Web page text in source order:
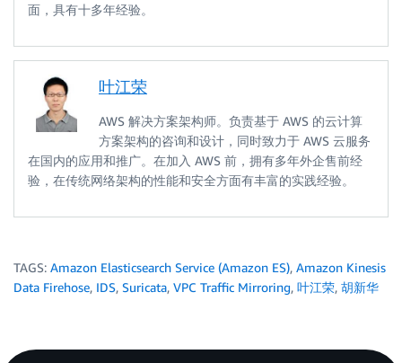
面，具有十多年经验。
叶江荣
AWS 解决方案架构师。负责基于 AWS 的云计算
方案架构的咨询和设计，同时致力于 AWS 云服务
在国内的应用和推广。在加入 AWS 前，拥有多年外企售前经
验，在传统网络架构的性能和安全方面有丰富的实践经验。
TAGS: Amazon Elasticsearch Service (Amazon ES), Amazon Kinesis
Data Firehose, IDS, Suricata, VPC Traffic Mirroring, 叶江荣, 胡新华